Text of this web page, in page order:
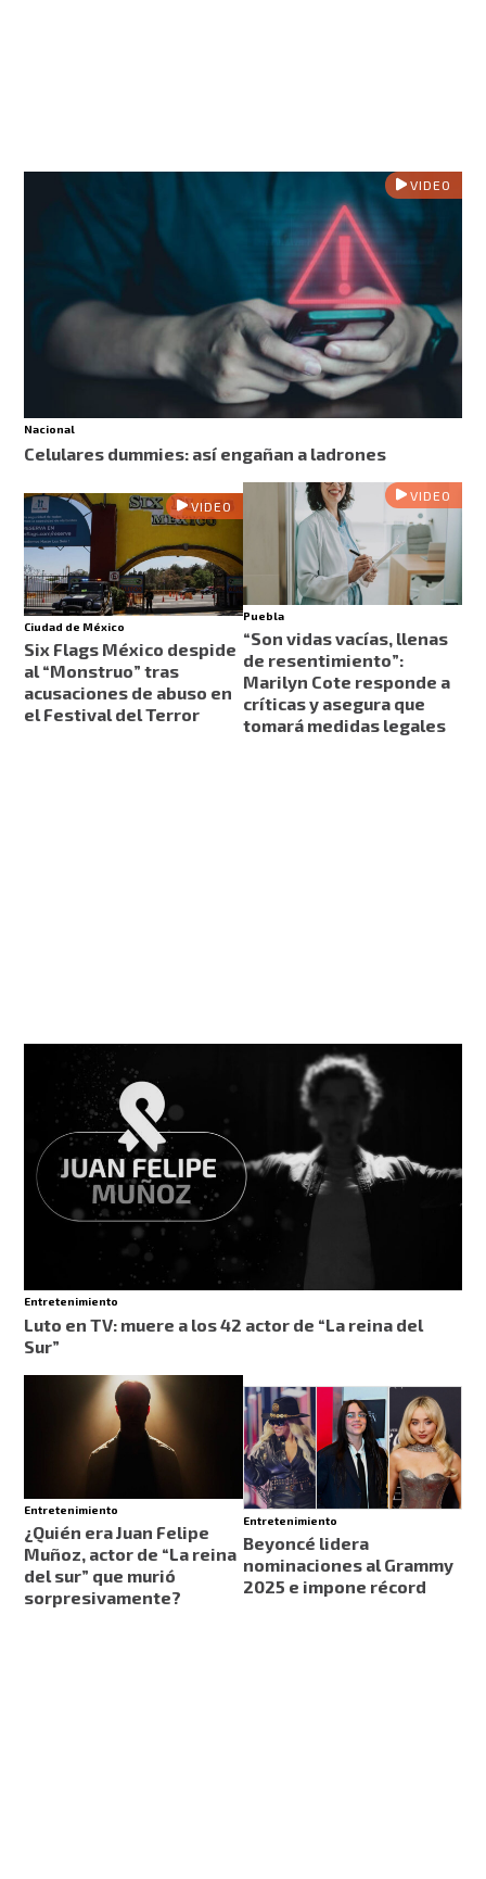
VIDEO
Nacional
Celulares dummies: así engañan a ladrones
VIDEO
Ciudad de México
Six Flags México despide
al “Monstruo” tras
acusaciones de abuso en
el Festival del Terror
VIDEO
Puebla
“Son vidas vacías, llenas
de resentimiento”:
Marilyn Cote responde a
críticas y asegura que
tomará medidas legales
Entretenimiento
Luto en TV: muere a los 42 actor de “La reina del
Sur”
Entretenimiento
¿Quién era Juan Felipe
Muñoz, actor de “La reina
del sur” que murió
sorpresivamente?
Entretenimiento
Beyoncé lidera
nominaciones al Grammy
2025 e impone récord